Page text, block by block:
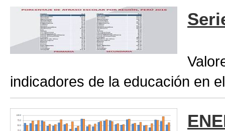
indicadores de la educación en